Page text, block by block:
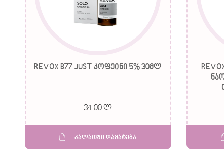
REVOX B77 JUST კოფეინი 5% 30მლ
34.00 ლ
კალათში დამატება